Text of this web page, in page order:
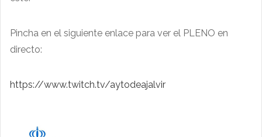
Pincha en el siguiente enlace para ver el PLENO en
directo:
https://www.twitch.tv/aytodeajalvir